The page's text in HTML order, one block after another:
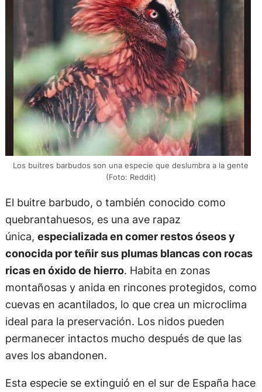
Los buitres barbudos son una especie que deslumbra a la gente
(Foto: Reddit)
El buitre barbudo, o también conocido como
quebrantahuesos, es una ave rapaz
única, especializada en comer restos óseos y
conocida por teñir sus plumas blancas con rocas
ricas en óxido de hierro. Habita en zonas
montañosas y anida en rincones protegidos, como
cuevas en acantilados, lo que crea un microclima
ideal para la preservación. Los nidos pueden
permanecer intactos mucho después de que las
aves los abandonen.
Esta especie se extinguió en el sur de España hace